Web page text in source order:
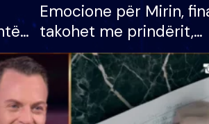
Emocione për Mirin,
takohet me prindërit,
vajzën dhe
S’kemi ndonjë letër
apo jo?